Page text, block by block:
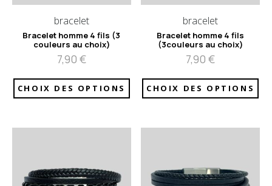
bracelet
Bracelet homme 4 fils (3
couleurs au choix)
7,90 €
CHOIX DES OPTIONS
bracelet
Bracelet homme 4 fils
(3couleurs au choix)
7,90€
CHOIX DES OPTIONS